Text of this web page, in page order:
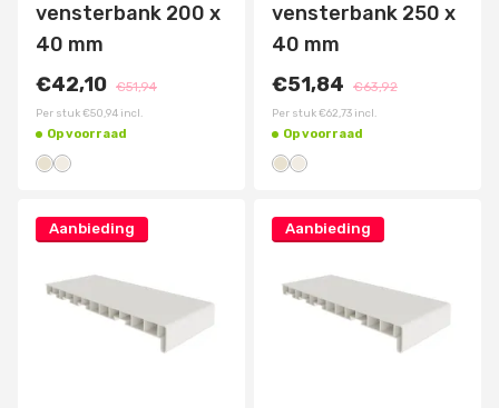
vensterbank 200 x
40 mm
€42,10 €51,94
Per stuk€50,94 incl.
Op voorraad
vensterbank 250 x
40 mm
€51,84
€63,92
Per stuk€62,73 incl.
Op voorraad
Aanbieding Aanbieding